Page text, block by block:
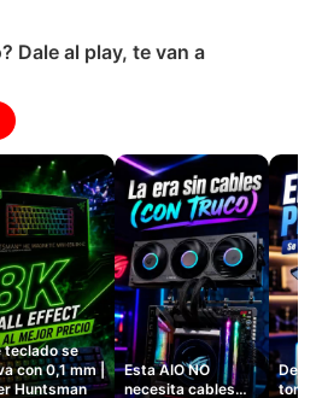
Dale al play, te van a
teclado se
con 0,1 mm |
Huntsman
Esta AIO NO
necesita cables…
Dejé